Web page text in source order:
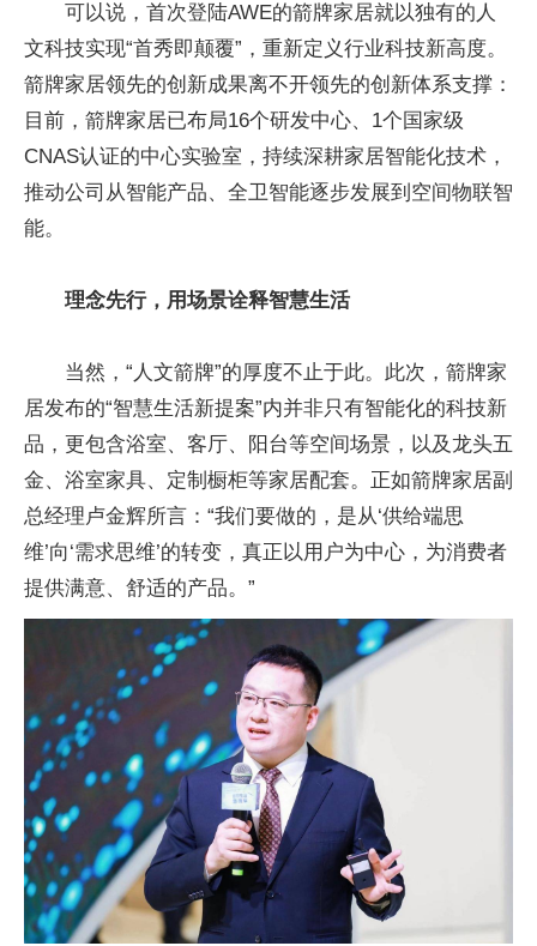
可以说，首次登陆AWE的箭牌家居就以独有的人
文科技实现“首秀即颠覆”，重新定义行业科技新高度。
箭牌家居领先的创新成果离不开领先的创新体系支撑：
目前，箭牌家居已布局16个研发中心、1个国家级
CNAS认证的中心实验室，持续深耕家居智能化技术，
推动公司从智能产品、全卫智能逐步发展到空间物联智
能。
理念先行，用场景诠释智慧生活
当然，“人文箭牌”的厚度不止于此。此次，箭牌家
居发布的“智慧生活新提案”内并非只有智能化的科技新
品，更包含浴室、客厅、阳台等空间场景，以及龙头五
金、浴室家具、定制橱柜等家居配套。正如箭牌家居副
总经理卢金辉所言：“我们要做的，是从‘供给端思
维’向‘需求思维’的转变，真正以用户为中心，为消费者
提供满意、舒适的产品。”